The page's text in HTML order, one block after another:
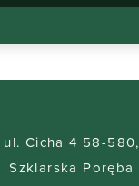
ul. Cicha 4 58-580,
Szklarska Poręba